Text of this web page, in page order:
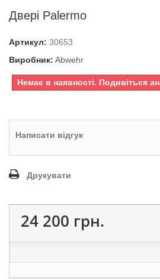
Двері Palermo
Артикул: 30653
Виробник: Abwehr
Немає в наявності. Подивіться
Написати відгук
Друкувати
24 200 грн.